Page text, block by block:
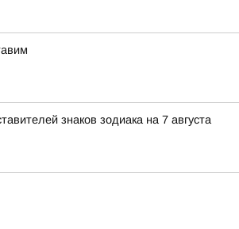
знаков зодиака на 7 августа